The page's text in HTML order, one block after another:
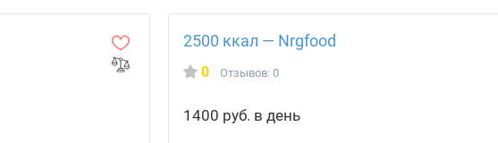
2500 ккал — Nrgfood
0 Отзывов: 0
1400 руб. в день